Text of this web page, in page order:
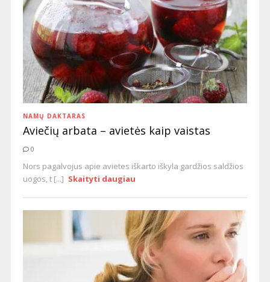
NAMŲ DAKTARAS
Aviečių arbata – avietės kaip vaistas
0
Nors pagalvojus apie avietes iškarto iškyla gardžios saldžios
uogos, t [...] Skaityti daugiau